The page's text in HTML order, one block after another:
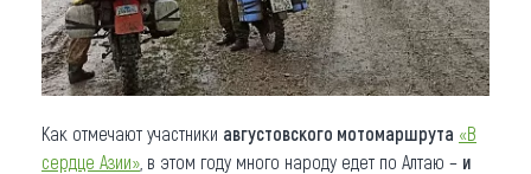
Как отмечают участники августовского мотомаршрута «В
сердце Азии» , в этом году много народу едет по Алтаю – и